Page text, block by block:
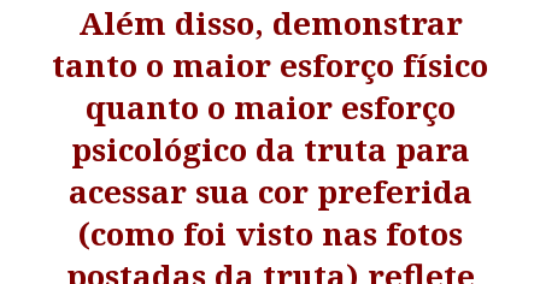
Além disso, demonstrar
tanto o maior esforço físico
quanto o maior esforço
psicológico da truta para
acessar sua cor preferida
(como foi visto nas fotos